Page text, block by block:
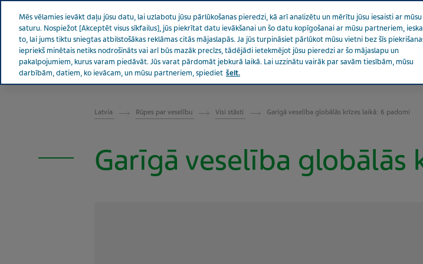
Teva pasaulē
Par Teva Ziņas un mediji Produkti
LATVIA RŪPES PAR VESELĪBU
Latvia Rūpes par veselību Visi stāsti Garīgā veselība globālās krīzes laikā: 6 padomi
Garīgā veselība globālās
Mēs vēlamies ievākt daļu jūsu datu, lai uzlabotu jūsu pārlūkošanas pieredzi, kā arī analizētu un mērītu jūsu iesaisti ar mūsu
saturu. Nospiežot [Akceptēt visus sīkfailus], jūs piekrītat datu ievākšanai un šo datu kopīgošanai ar mūsu partneriem,
to, lai jums tiktu sniegtas atbilstošākas reklāmas citās mājaslapās. Ja jūs turpināsiet pārlūkot mūsu vietni bez šīs
iepriekš minētais netiks nodrošināts vai arī būs mazāk precīzs, tādējādi ietekmējot jūsu pieredzi ar šo mājaslapu un
pakalpojumiem, kurus varam piedāvāt. Jūs varat pārdomāt jebkurā laikā. Lai uzzinātu vairāk par savām tiesībām, mūsu
darbībām, datiem, ko ievācam, un mūsu partneriem, spiediet šeit.